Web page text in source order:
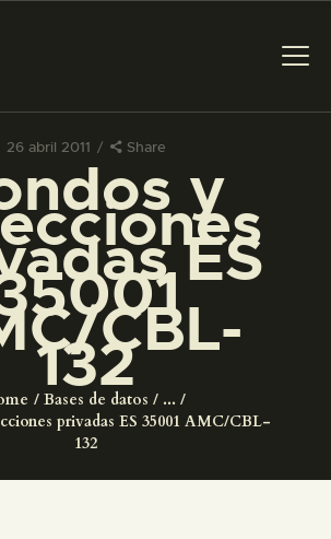
26 abril 2011 Share
y
ES
CBL-
132
Bases de datos
...
privadas ES 35001 AMC/CBL-
132
LA VISITA